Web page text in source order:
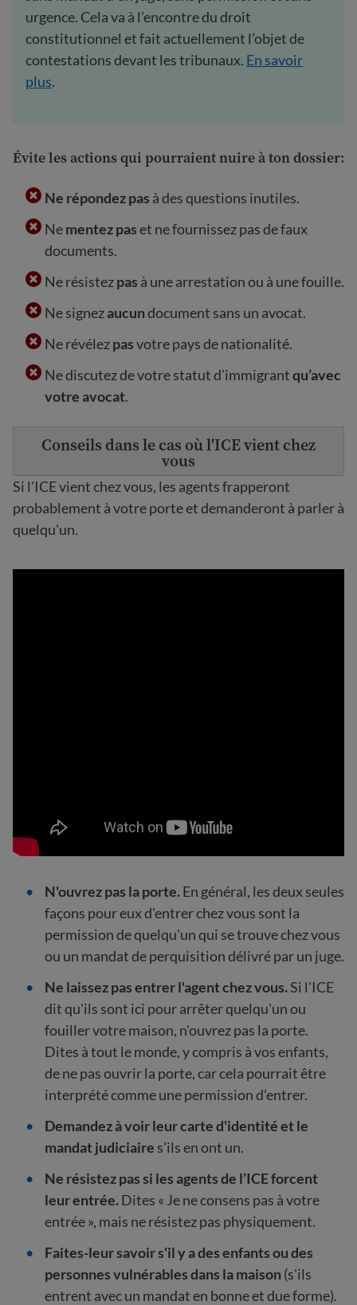
urgence. Cela va à l’encontre du droit
constitutionnel et fait actuellement l’objet de
contestations devant les tribunaux. En savoir
plus.
Évite les actions qui pourraient nuire à ton dossier:
Ne répondez pas à des questions inutiles.
Nementez paset ne fournissez pas de faux
documents.
Ne résistezpas à une arrestation ou à une fouille.
Ne signezaucundocument sans un avocat.
Ne révélezpasvotre pays de nationalité.
Ne discutez de votre statut d’immigrantqu’avec
votre avocat.
Conseils dans le cas où l'ICE vient chez
vous
Si l'ICE vient chez vous, les agents frapperont
probablement à votre porte et demanderont à parler à
quelqu'un.
N'ouvrez pas la porte.En général, les deux seules
façons pour eux d'entrer chez vous sont la
permission de quelqu'un qui se trouve chez vous
ou un mandat de perquisition délivré par un juge.
Ne laissez pas entrer l'agent chez vous.Si l'ICE
dit qu'ils sont ici pour arrêter quelqu'un ou
fouiller votre maison, n'ouvrez pas la porte.
Dites à tout le monde, y compris à vos enfants,
de ne pas ouvrir la porte, car cela pourrait être
interprété comme une permission d’entrer.
Demandez à voir leur carte d'identité et le
mandat judiciaire s'ils en ont un.
Ne résistez pas si les agents de l’ICE forcent
leur entrée.Dites « Je ne consens pas à votre
entrée », mais ne résistez pas physiquement.
Faites-leur savoir s'il y a des enfants ou des
personnes vulnérables dans la maison (s'ils
entrent avec un mandat en bonne et due forme).